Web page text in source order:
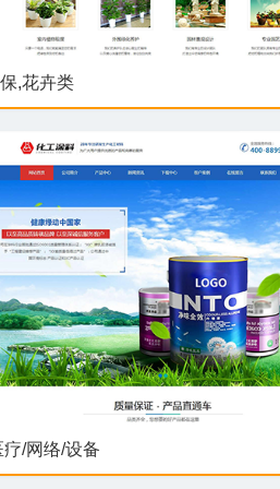
,花卉类
/网络/设备